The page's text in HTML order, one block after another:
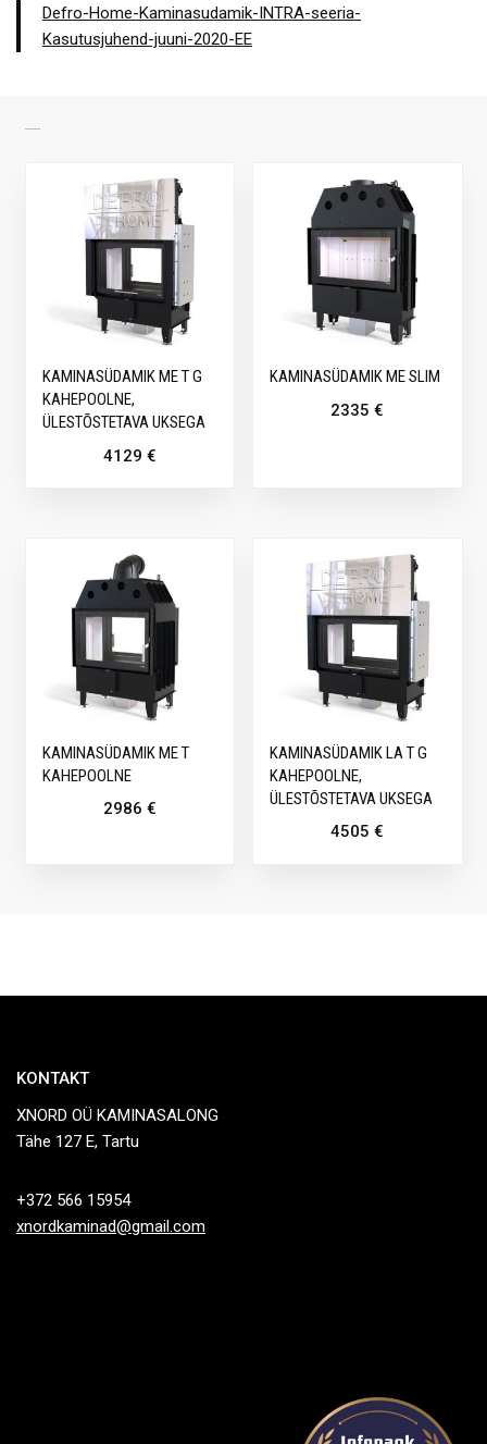
Defro-Home-Kaminasudamik-INTRA-seeria-
Kasutusjuhend-juuni-2020-EE
KAMINASÜDAMIK ME T G
KAHEPOOLNE,
ÜLESTÕSTETAVA UKSEGA
4129 €
KAMINASÜDAMIK ME SLIM
2335€
KAMINASÜDAMIK ME T
KAHEPOOLNE
2986 €
KAMINASÜDAMIK LA T G
KAHEPOOLNE,
ÜLESTÕSTETAVA UKSEGA
4505€
KONTAKT
XNORD OÜ KAMINASALONG
Tähe 127 E, Tartu
+372 566 15954
xnordkaminad@gmail.com